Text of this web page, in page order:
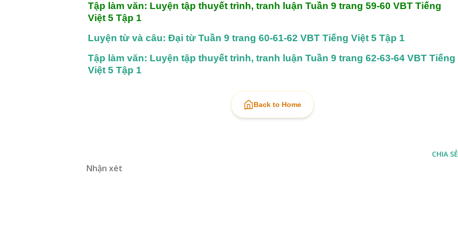
Tập làm văn: Luyện tập thuyết trình, tranh luận Tuần 9 trang 59-60 VBT Tiếng
Việt 5 Tập 1
Luyện từ và câu: Đại từ Tuần 9 trang 60-61-62 VBT Tiếng Việt 5 Tập 1
Tập làm văn: Luyện tập thuyết trình, tranh luận Tuần 9 trang 62-63-64 VBT Tiếng
Việt 5 Tập 1
Back to Home
CHIA SẺ
Nhận xét